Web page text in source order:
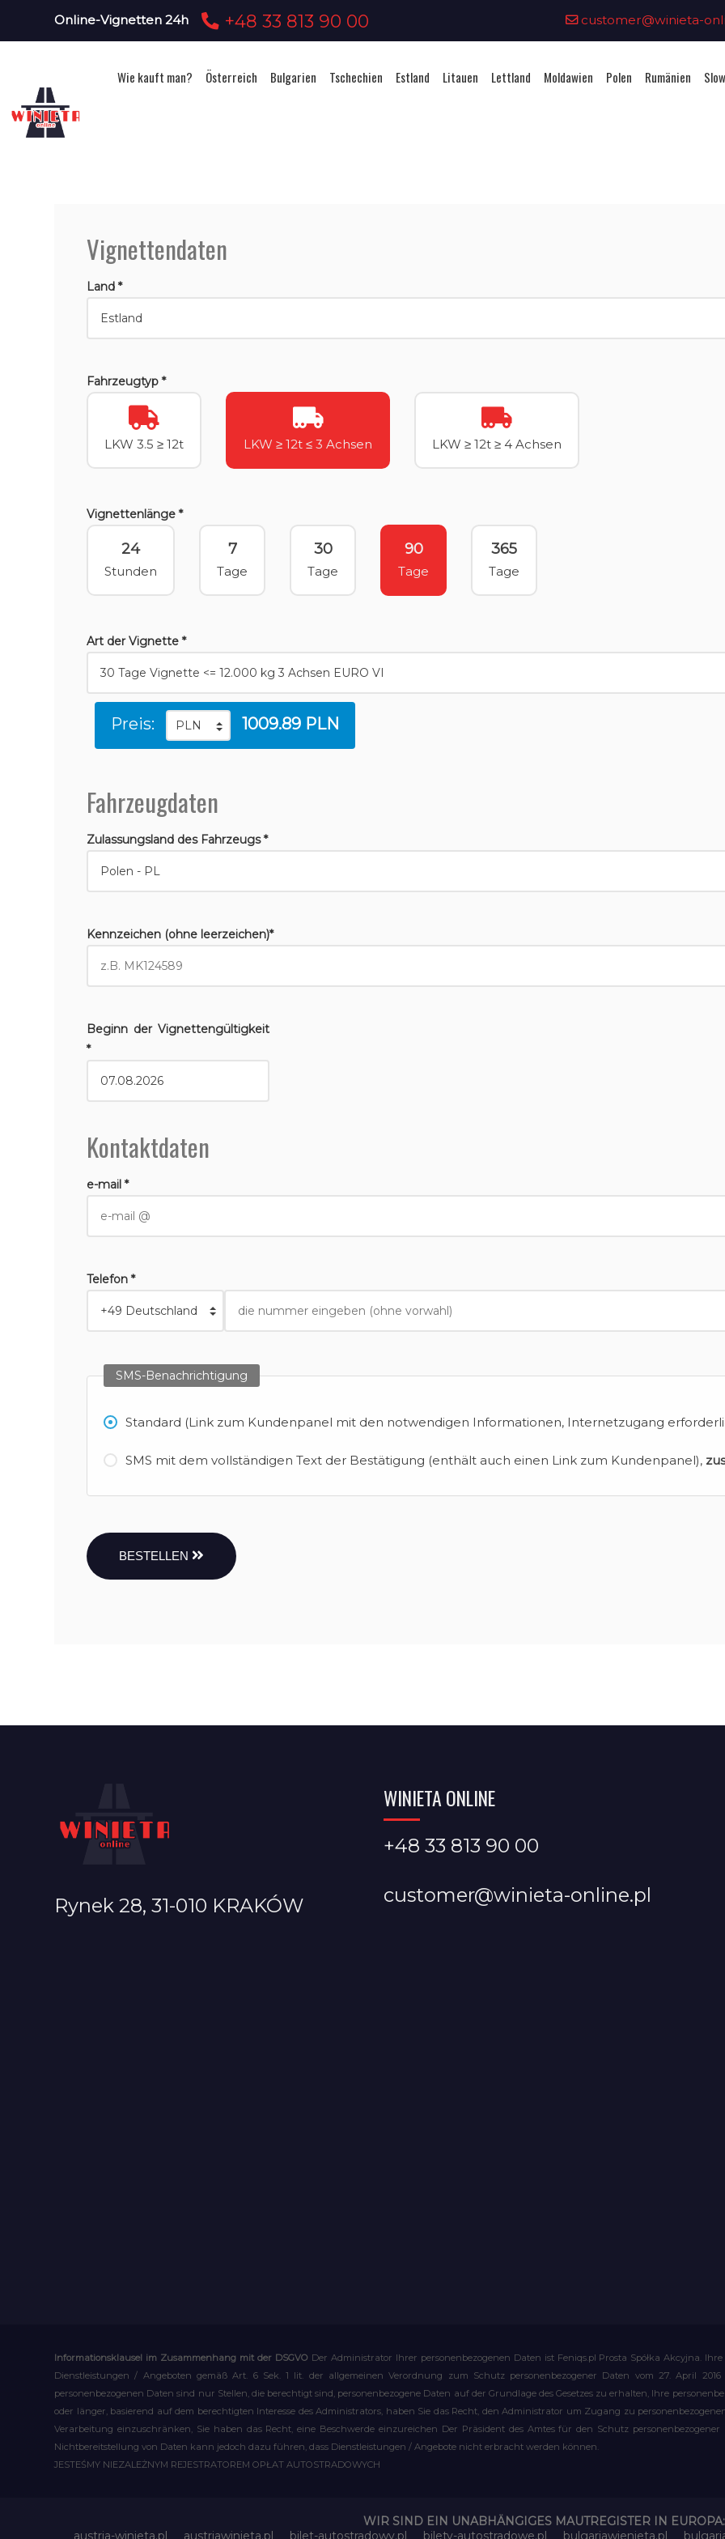
Online-Vignetten 24h +48 33 813 90 00 customer@winieta-
Wie kauft man? Österreich Bulgarien Tschechien Estland Litauen Lettland Moldawien Polen Rumänien
Vignettendaten
Land *
Fahrzeugtyp *
LKW 3.5 ≥ 12t LKW ≥ 12t ≤ 3 Achsen LKW ≥ 12t ≥ 4 Achsen
Vignettenlänge *
24
Stunden
7
Tage
30
Tage
90
Tage
365
Tage
Art der Vignette *
Preis: 1009.89 PLN
Fahrzeugdaten
Zulassungsland des Fahrzeugs *
Kennzeichen (ohne leerzeichen)*
Beginn der Vignettengültigkeit
*
Kontaktdaten
e-mail *
Telefon *
SMS-Benachrichtigung
Standard (Link zum Kundenpanel mit den notwendigen Informationen, Internetzugang
SMS mit dem vollständigen Text der Bestätigung (enthält auch einen Link zum Kundenpanel),
BESTELLEN
Rynek 28, 31-010 KRAKÓW
WINIETA ONLINE
+48 33 813 90 00
customer@winieta-online.pl
Informationsklausel im Zusammenhang mit der DSGVO Der Administrator Ihrer personenbezogenen Daten ist Feniqs.pl Prosta Spółka Akcyjna.
Dienstleistungen / Angeboten gemäß Art. 6 Sek. 1 lit. der allgemeinen Verordnung zum Schutz personenbezogener Daten vom 27. April
personenbezogenen Daten sind nur Stellen, die berechtigt sind, personenbezogene Daten auf der Grundlage des Gesetzes zu erhalten, Ihre
oder länger, basierend auf dem berechtigten Interesse des Administrators, haben Sie das Recht, den Administrator um Zugang zu
Verarbeitung einzuschränken, Sie haben das Recht, eine Beschwerde einzureichen Der Präsident des Amtes für den Schutz
Nichtbereitstellung von Daten kann jedoch dazu führen, dass Dienstleistungen / Angebote nicht erbracht werden können.
JESTEŚMY NIEZALEŻNYM REJESTRATOREM OPŁAT AUTOSTRADOWYCH
WIR SIND EIN UNABHÄNGIGES MAUTREGISTER IN EUROPA:
austria-winieta.pl
austriawinieta.pl bilet-autostradowy.pl bilety-autostradowe.pl bulgariawienieta.pl